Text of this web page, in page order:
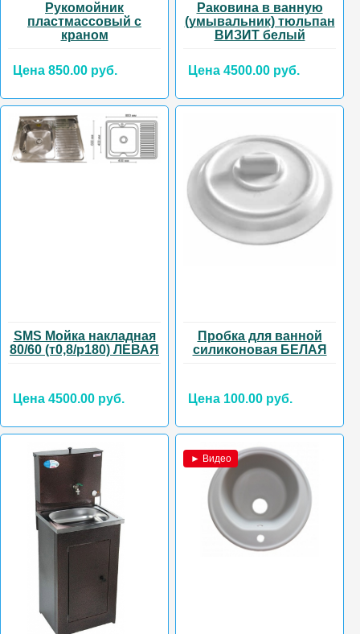
Рукомойник
пластмассовый с
краном
Цена 850.00 руб.
Раковина в ванную
(умывальник) тюльпан
ВИЗИТ белый
Цена 4500.00 руб.
SMS Мойка накладная
80/60 (т0,8/р180) ЛЕВАЯ
Цена 4500.00 руб.
Пробка для ванной
силиконовая БЕЛАЯ
Цена 100.00 руб.
► Видео